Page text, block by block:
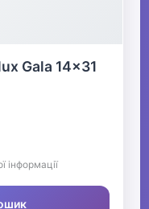
Gala 14x31
інформації